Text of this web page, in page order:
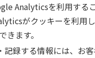
Analyticsを利用する
がクッキーを利用
ます。
録する情報には、お